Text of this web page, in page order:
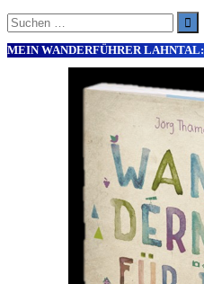
Suche
nach:
MEIN WANDERFÜHRER LAHNTAL: